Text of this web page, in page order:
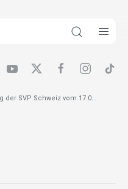
SVP Schweiz vom 17.0...